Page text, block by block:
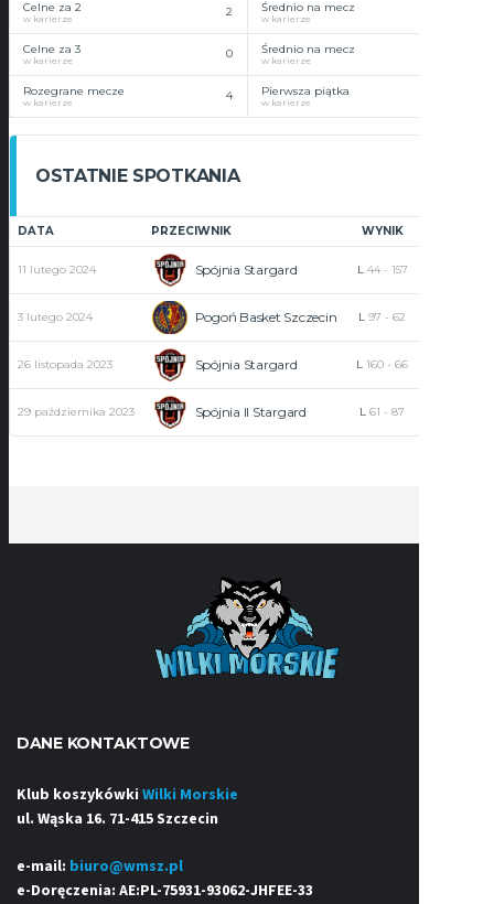
Celne za 2
w karierze 2 Średnio na mecz
w karierze
Celne za 3
w karierze 0 Średnio na mecz
w karierze
Rozegrane mecze
w karierze 4 Pierwsza piątka
w karierze
OSTATNIE SPOTKANIA
DATA PRZECIWNIK WYNIK
11 lutego 2024 Spójnia Stargard L 44- 157
3 lutego 2024 Pogoń Basket Szczecin L 97 - 62
26 listopada 2023 Spójnia Stargard L 160 - 66
29 października 2023 Spójnia II Stargard L 61 - 87
DANE KONTAKTOWE
Klub koszykówki Wilki Morskie
ul. Wąska 16. 71-415 Szczecin
e-mail: biuro@wmsz.pl
e-Doręczenia: AE:PL-75931-93062-JHFEE-33